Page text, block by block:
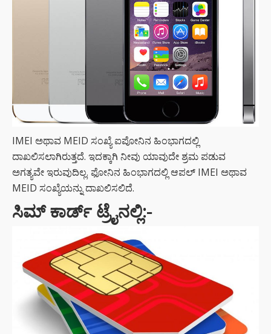
IMEI ಅಥಾವ MEID ಸಂಖ್ಯೆ ಐಪೋನಿನ ಹಿಂಭಾಗದಲ್ಲಿ
ದಾಖಲಿಸಲಾಗಿರುತ್ತದೆ. ಇದಕ್ಕಾಗಿ ನೀವು ಯಾವುದೇ ಶ್ರಮ ಪಡುವ
ಅಗತ್ಯವೇ ಇರುವುದಿಲ್ಲ. ಫೋನಿನ ಹಿಂಭಾಗದಲ್ಲಿ ಆಪಲ್ IMEI ಅಥಾವ
MEID ಸಂಖ್ಯೆಯನ್ನು ದಾಖಲಿಸಲಿದೆ.
ಸಿಮ್ ಕಾರ್ಡ್ ಟ್ರೈನಲ್ಲಿ:-